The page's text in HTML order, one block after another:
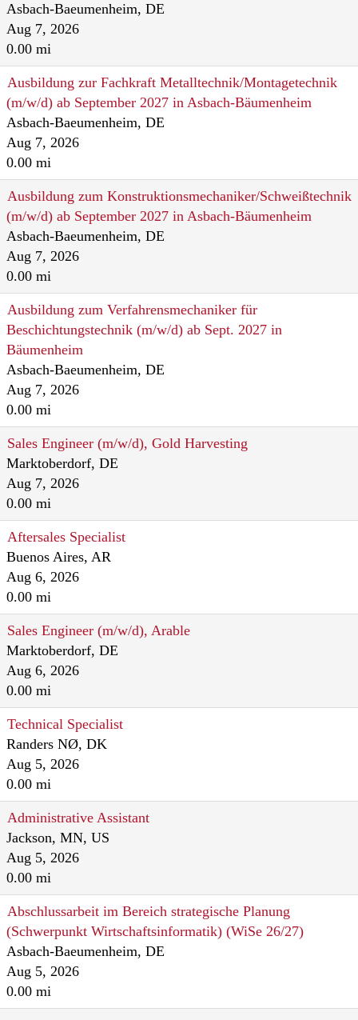
Asbach-Baeumenheim, DE
Aug 7, 2026
0.00 mi
Ausbildung zur Fachkraft Metalltechnik/Montagetechnik
(m/w/d) ab September 2027 in Asbach-Bäumenheim
Asbach-Baeumenheim, DE
Aug 7, 2026
0.00 mi
Ausbildung zum Konstruktionsmechaniker/Schweißtechnik
(m/w/d) ab September 2027 in Asbach-Bäumenheim
Asbach-Baeumenheim, DE
Aug 7, 2026
0.00 mi
Ausbildung zum Verfahrensmechaniker für
Beschichtungstechnik (m/w/d) ab Sept. 2027 in
Bäumenheim
Asbach-Baeumenheim, DE
Aug 7, 2026
0.00 mi
Sales Engineer (m/w/d), Gold Harvesting
Marktoberdorf, DE
Aug 7, 2026
0.00 mi
Aftersales Specialist
Buenos Aires, AR
Aug 6, 2026
0.00 mi
Sales Engineer (m/w/d), Arable
Marktoberdorf, DE
Aug 6, 2026
0.00 mi
Technical Specialist
Randers NØ, DK
Aug 5, 2026
0.00 mi
Administrative Assistant
Jackson, MN, US
Aug 5, 2026
0.00 mi
Abschlussarbeit im Bereich strategische Planung
(Schwerpunkt Wirtschaftsinformatik) (WiSe 26/27)
Asbach-Baeumenheim, DE
Aug 5, 2026
0.00 mi